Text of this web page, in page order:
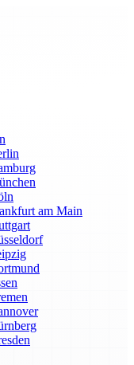
am Main